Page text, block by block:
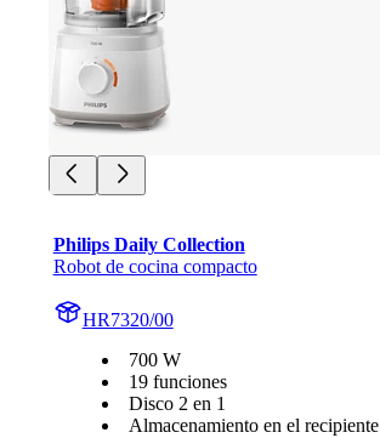
Philips Daily Collection
Robot de cocina compacto
HR7320/00
700 W
19 funciones
Disco 2 en 1
Almacenamiento en el recipiente